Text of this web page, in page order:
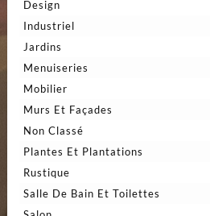
Design
Industriel
Jardins
Menuiseries
Mobilier
Murs Et Façades
Non Classé
Plantes Et Plantations
Rustique
Salle De Bain Et Toilettes